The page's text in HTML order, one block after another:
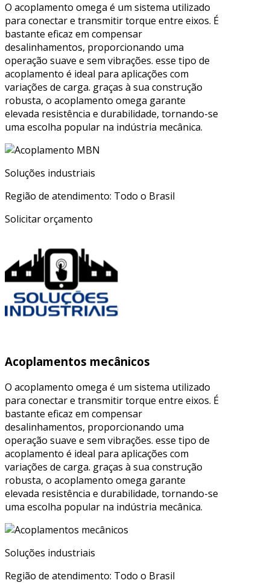
O acoplamento omega é um sistema utilizado
para conectar e transmitir torque entre eixos. É
bastante eficaz em compensar
desalinhamentos, proporcionando uma
operação suave e sem vibrações. esse tipo de
acoplamento é ideal para aplicações com
variações de carga. graças à sua construção
robusta, o acoplamento omega garante
elevada resistência e durabilidade, tornando-se
uma escolha popular na indústria mecânica.
Soluções industriais
Região de atendimento: Todo o Brasil
Solicitar orçamento
Acoplamentos mecânicos
O acoplamento omega é um sistema utilizado
para conectar e transmitir torque entre eixos. É
bastante eficaz em compensar
desalinhamentos, proporcionando uma
operação suave e sem vibrações. esse tipo de
acoplamento é ideal para aplicações com
variações de carga. graças à sua construção
robusta, o acoplamento omega garante
elevada resistência e durabilidade, tornando-se
uma escolha popular na indústria mecânica.
Soluções industriais
Região de atendimento: Todo o Brasil